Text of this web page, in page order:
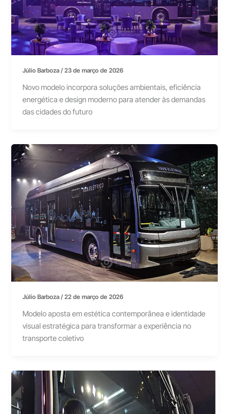
Júlio Barboza/23 de março de 2026
Novo modelo incorpora soluções ambientais, eficiência
energética e design moderno para atender às demandas
das cidades do futuro
Júlio Barboza/22 de março de 2026
Modelo aposta em estética contemporânea e identidade
visual estratégica para transformar a experiência no
transporte coletivo